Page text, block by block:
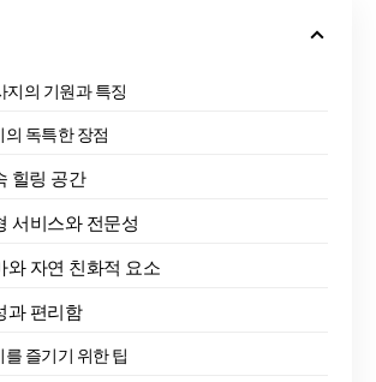
지의 기원과 특징
독특한 장점
힐링 공간
서비스와 전문성
와 자연 친화적 요소
과 편리함
즐기기 위한 팁